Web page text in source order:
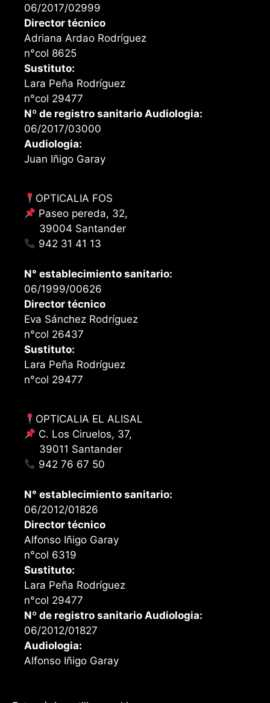
06/2017/02999
Director técnico
Adriana Ardao Rodríguez
n°col 8625
Sustituto:
Lara Peña Rodríguez
n°col 29477
Nº de registro sanitario Audiologia:
06/2017/03000
Audiologia:
Juan Iñigo Garay
OPTICALIA FOS
Paseo pereda, 32,
39004 Santander
942 31 41 13
N° establecimiento sanitario:
06/1999/00626
Director técnico
Eva Sánchez Rodríguez
n°col 26437
Sustituto:
Lara Peña Rodríguez
n°col 29477
OPTICALIA EL ALISAL
C. Los Ciruelos, 37,
39011 Santander
942 76 67 50
N° establecimiento sanitario:
06/2012/01826
Director técnico
Alfonso Iñigo Garay
n°col 6319
Sustituto:
Lara Peña Rodríguez
n°col 29477
Nº de registro sanitario Audiologia:
06/2012/01827
Audiologia:
Alfonso Iñigo Garay